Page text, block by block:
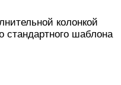
колонкой
стандартного шаблона